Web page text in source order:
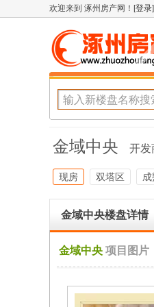
欢迎来到 涿州房产网 ！[登录
金域中央 开发
现房 双塔区
金域中央楼盘详情
金域中央 项目图片